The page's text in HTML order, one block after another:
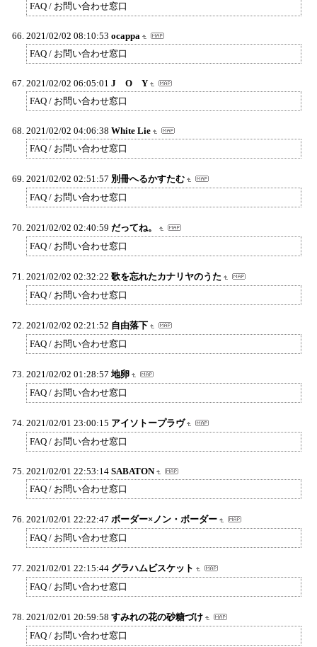
FAQ / お問い合わせ窓口
2021/02/02 08:10:53 ocappa
FAQ / お問い合わせ窓口
2021/02/02 06:05:01 J O Y
FAQ / お問い合わせ窓口
2021/02/02 04:06:38 White Lie
FAQ / お問い合わせ窓口
2021/02/02 02:51:57 別冊へるかすたむ
FAQ / お問い合わせ窓口
2021/02/02 02:40:59 だってね。
FAQ / お問い合わせ窓口
2021/02/02 02:32:22 歌を忘れたカナリヤのうた
FAQ / お問い合わせ窓口
2021/02/02 02:21:52 自由落下
FAQ / お問い合わせ窓口
2021/02/02 01:28:57 地卵
FAQ / お問い合わせ窓口
2021/02/01 23:00:15 アイソトープラヴ
FAQ / お問い合わせ窓口
2021/02/01 22:53:14 SABATON
FAQ / お問い合わせ窓口
2021/02/01 22:22:47 ボーダー×ノン・ボーダー
FAQ / お問い合わせ窓口
2021/02/01 22:15:44 グラハムビスケット
FAQ / お問い合わせ窓口
2021/02/01 20:59:58 すみれの花の砂糖づけ
FAQ / お問い合わせ窓口